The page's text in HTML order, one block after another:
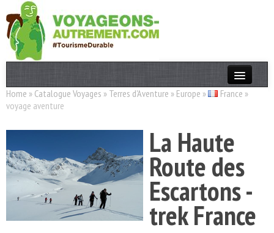
Actualités
Acteurs
Thèmes
Home » Catalogue Voyages » Terres d'Aventure » Europe » France »
voyage aventure
La Haute
Route des
Escartons -
trek France